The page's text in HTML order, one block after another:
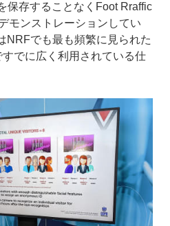
保存することなくFoot Rraffic
モンストレーションしてい
NRFでも最も頻繁に見られた
でに広く利用されている仕